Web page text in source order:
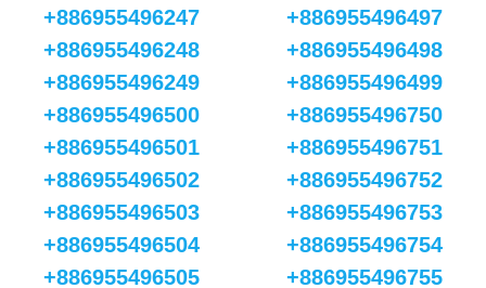
+886955496247
+886955496248
+886955496249
+886955496497
+886955496498
+886955496499
+886955496500
+886955496501
+886955496502
+886955496503
+886955496504
+886955496505
+886955496750
+886955496751
+886955496752
+886955496753
+886955496754
+886955496755